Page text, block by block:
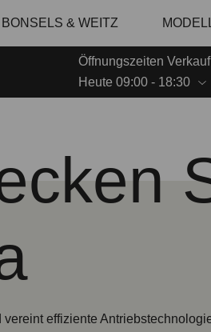
& WEITZ
Öffnungszeiten
Heute 09:00 - 18:30
effiziente